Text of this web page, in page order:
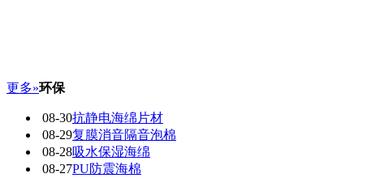
更多»环保
08-30抗静电海绵片材
08-29复膜消音隔音泡棉
08-28吸水保湿海绵
08-27PU防震海棉